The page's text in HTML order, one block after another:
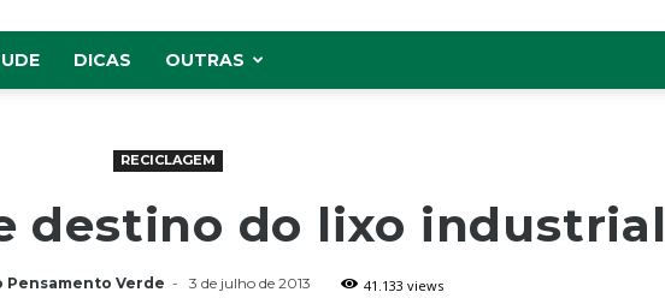
DICAS OUTRAS
RECICLAGEM
destino do lixo industrial
Pensamento Verde - 3 de julho de 2013 41.133 views